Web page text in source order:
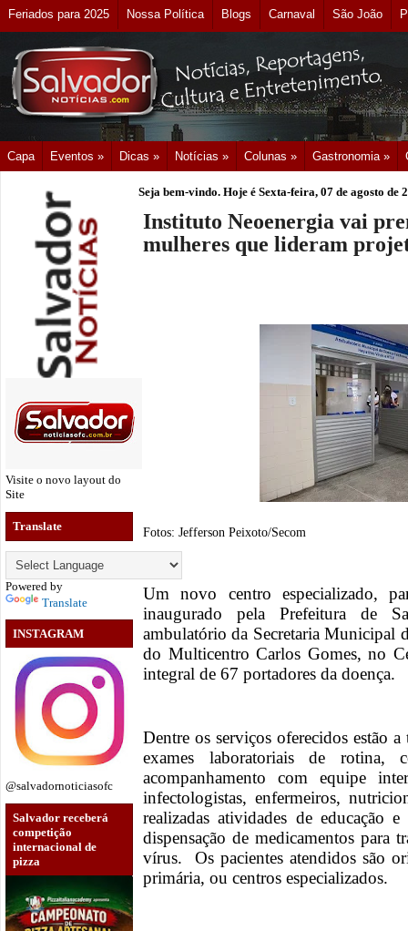
Feriados para 2025 Nossa Política Blogs Carnaval São João
Capa Eventos » Dicas » Notícias » Colunas » Gastronomia »
Visite o novo layout do
Site
Translate
Powered by
Translate
INSTAGRAM
@salvadornoticiasofc
Salvador receberá
competição
internacional de
pizza
Seja bem-vindo. Hoje é Sexta-feira, 07 de agosto de
Instituto Neoenergia vai
mulheres que lideram
Fotos: Jefferson Peixoto/Secom
Um novo centro especializado,
inaugurado pela Prefeitura de
ambulatório da Secretaria Municipal
do Multicentro Carlos Gomes, no
integral de 67 portadores da doença.
Dentre os serviços oferecidos estão
exames laboratoriais de rotina,
acompanhamento com equipe
infectologistas, enfermeiros,
realizadas atividades de educação
dispensação de medicamentos para
vírus. Os pacientes atendidos são
primária, ou centros especializados.